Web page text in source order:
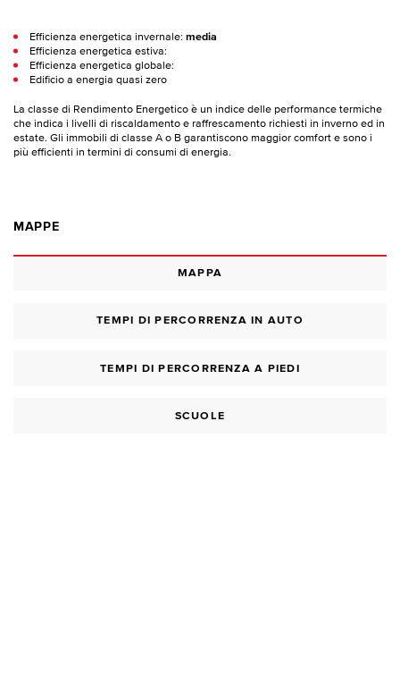
Efficienza energetica invernale: media
Efficienza energetica estiva:
Efficienza energetica globale:
Edificio a energia quasi zero
La classe di Rendimento Energetico è un indice delle performance termiche
che indica i livelli di riscaldamento e raffrescamento richiesti in inverno ed in
estate. Gli immobili di classe A o B garantiscono maggior comfort e sono i
più efficienti in termini di consumi di energia.
MAPPE
MAPPA
TEMPI DI PERCORRENZA IN AUTO
TEMPI DI PERCORRENZA A PIEDI
SCUOLE